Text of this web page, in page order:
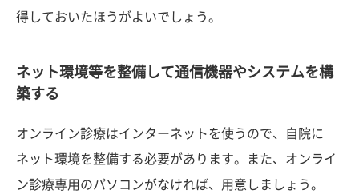
得しておいたほうがよいでしょう。
ネット環境等を整備して通信機器やシステムを構
築する
オンライン診療はインターネットを使うので、自院に
ネット環境を整備する必要があります。また、オンライ
ン診療専用のパソコンがなければ、用意しましょう。